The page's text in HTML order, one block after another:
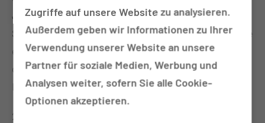
Jahre ein separater strahlentherapeutischer
Standort, das heutige Haus 15. Hier wurden auch die
ersten Bestrahlungen mit radioaktiven Materialien
durchgeführt und bereits 1982 konnte der erste
Linearbeschleuniger in Betrieb genommen werden.
2018 begann eine neuerliche umfangreiche
Zugriffe auf unsere Website zu analysieren.
Außerdem geben wir Informationen zu Ihrer
Verwendung unserer Website an unsere
Partner für soziale Medien, Werbung und
Analysen weiter, sofern Sie alle Cookie-
Optionen akzeptieren.